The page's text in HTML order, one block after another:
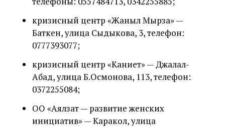
кризисный центр «Жаныл Мырза» —
Баткен, улица Сыдыкова, 3, телефон:
0777393077;
кризисный центр «Каниет» — Джалал-
Абад, улица Б.Осмонова, 113, телефон:
0372255084;
ОО «Аялзат — развитие женских
инициатив» — Каракол, улица